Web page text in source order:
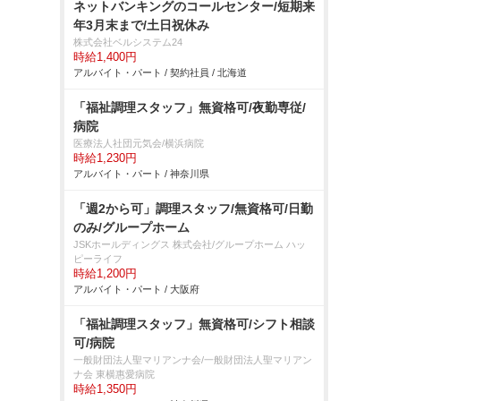
ネットバンキングのコールセンター/短期来
年3月末まで/土日祝休み
株式会社ベルシステム24
時給1,400円
アルバイト・パート / 契約社員 / 北海道
「福祉調理スタッフ」無資格可/夜勤専従/
病院
医療法人社団元気会/横浜病院
時給1,230円
アルバイト・パート / 神奈川県
「週2から可」調理スタッフ/無資格可/日勤
のみ/グループホーム
JSKホールディングス 株式会社/グループホーム ハッ
ピーライフ
時給1,200円
アルバイト・パート / 大阪府
「福祉調理スタッフ」無資格可/シフト相談
可/病院
一般財団法人聖マリアンナ会/一般財団法人聖マリアン
ナ会 東横惠愛病院
時給1,350円